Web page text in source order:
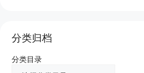
分类归档
分类目录